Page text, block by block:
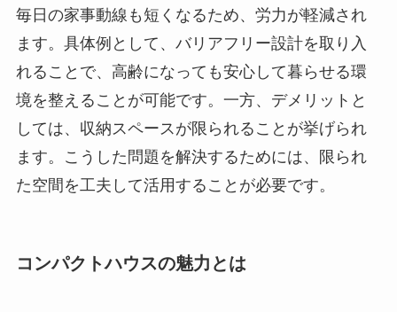
毎日の家事動線も短くなるため、労力が軽減され
ます。具体例として、バリアフリー設計を取り入
れることで、高齢になっても安心して暮らせる環
境を整えることが可能です。一方、デメリットと
しては、収納スペースが限られることが挙げられ
ます。こうした問題を解決するためには、限られ
た空間を工夫して活用することが必要です。
コンパクトハウスの魅力とは